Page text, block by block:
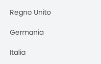
Regno Unito
Germania
Italia